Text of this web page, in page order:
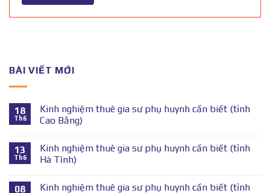
BÀI VIẾT MỚI
18
Th6
Kinh nghiệm thuê gia sư phụ huynh cần biết (tỉnh
Cao Bằng)
13
Th6
Kinh nghiệm thuê gia sư phụ huynh cần biết (tỉnh
Hà Tĩnh)
08
Kinh nghiệm thuê gia sư phụ huynh cần biết (tỉnh